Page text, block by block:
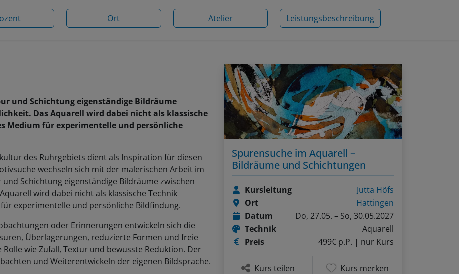
Ort Atelier Leistungsbeschreibung
und Schichtung eigenständige Bildräume
Das Aquarell wird dabei nicht als klassische
Medium für experimentelle und persönliche
des Ruhrgebiets dient als Inspiration für diesen
wechseln sich mit der malerischen Arbeit im
Schichtung eigenständige Bildräume zwischen
wird dabei nicht als klassische Technik
experimentelle und persönliche Bildfindung.
oder Erinnerungen entwickeln sich die
Überlagerungen, reduzierte Formen und freie
wie Zufall, Textur und bewusste Reduktion. Der
und Weiterentwickeln der eigenen Bildsprache.
Spurensuche im Aquarell –
Bildräume und Schichtungen
Kursleitung
Jutta Höfs
Ort
Hattingen
Datum
Do, 27.05. – So, 30.05.2027
Technik
Aquarell
Preis
499€ p.P. | nur Kurs
Kurs teilen Kurs merken